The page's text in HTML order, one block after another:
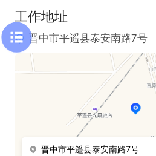
工作地址
晋中市平遥县泰安南路7号
晋中市平遥县泰安南路7号